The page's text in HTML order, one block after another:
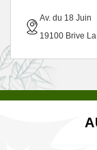
Av. du 18 Juin
19100 Brive